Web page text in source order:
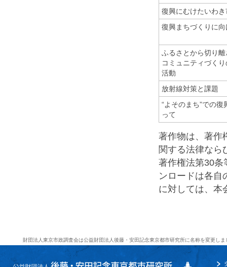
復興にむけたいわ
復興まちづくりに
ふるさとから切り
コミュニティづく
活動
放射線対策と課題
“よそのまち”での
って
著作物は、著作
関する法律なら
著作権法第30条
ンロードは各自
に対しては、本
財団法人東京市政調査会は公益財団法人後藤・安田記念東京都市研究所に名称を変更しま